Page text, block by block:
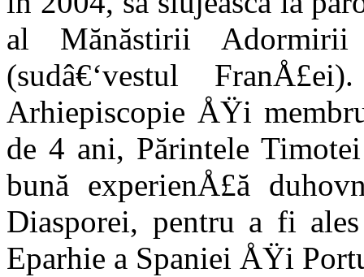
al Mănăstirii
(sudâ€‘vestul
Arhiepiscopie ÅŸi
de 4 ani, Părintele
bună experienÅ£ă
Diasporei, pentru a fi
Eparhie a Spaniei ÅŸi